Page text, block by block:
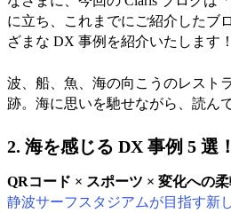
に立ち、これまでにご紹介したブ
ざまな DX 事例を紹介いたします！
波、船、魚、海の向こうのレスト
跡。海に思いを馳せながら、読ん
2. 海を感じる DX 事例 5 選！
QRコード × スポーツ × 変化への
静波サーフスタジアムが目指す新